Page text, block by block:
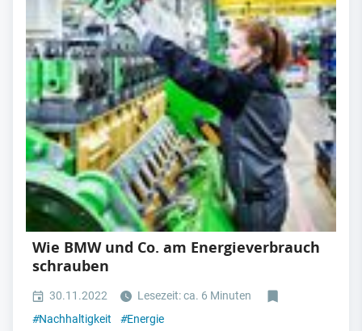
Wie BMW und Co. am Energieverbrauch
schrauben
30.11.2022
Lesezeit: ca. 6 Minuten
#Nachhaltigkeit #Energie